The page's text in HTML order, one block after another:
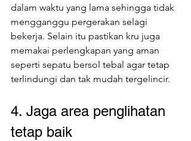
dalam waktu yang lama sehingga tidak
mengganggu pergerakan selagi
bekerja. Selain itu pastikan kru juga
memakai perlengkapan yang aman
seperti sepatu bersol tebal agar tetap
terlindungi dan tak mudah tergelincir.
4. Jaga area penglihatan
tetap baik